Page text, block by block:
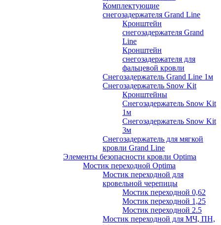
Комплектующие
снегозадержателя Grand Line
Кронштейн
снегозадержателя Grand
Line
Кронштейн
снегозадержателя для
фальцевой кровли
Снегозадержатель Grand Line 1м
Снегозадержатель Snow Kit
Кронштейны
Снегозадержатель Snow Kit
1м
Снегозадержатель Snow Kit
3м
Снегозадержатель для мягкой
кровли Grand Line
Элементы безопасности кровли Optima
Мостик переходной Optima
Мостик переходной для
кровельной черепицы
Мостик переходной 0,62
Мостик переходной 1,25
Мостик переходной 2.5
Мостик переходной для МЧ, ПН,